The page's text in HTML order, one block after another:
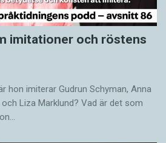
imitationer och röstens
hon imiterar Gudrun Schyman, Anna
Liza Marklund? Vad är det som